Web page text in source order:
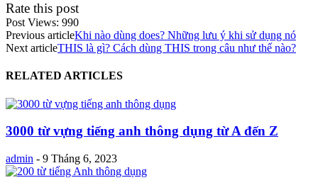
Rate this post
Post Views: 990
Previous articleKhi nào dùng does? Những lưu ý khi sử dụng nó
Next articleTHIS là gì? Cách dùng THIS trong câu như thế nào?
RELATED ARTICLES
3000 từ vựng tiếng anh thông dụng từ A đến Z
admin - 9 Tháng 6, 2023